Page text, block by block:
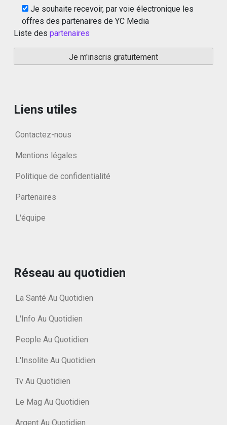
Je souhaite recevoir, par voie électronique les
offres des partenaires de YC Media
Liste des partenaires
Liens utiles
Contactez-nous
Mentions légales
Politique de confidentialité
Partenaires
L'équipe
Réseau au quotidien
La Santé Au Quotidien
L'Info Au Quotidien
People Au Quotidien
L'Insolite Au Quotidien
Tv Au Quotidien
Le Mag Au Quotidien
Argent Au Quotidien